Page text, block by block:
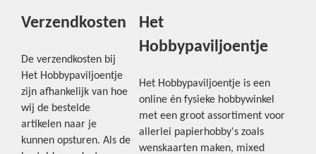
Verzendkosten
De verzendkosten bij
Het Hobbypaviljoentje
zijn afhankelijk van hoe
wij de bestelde
artikelen naar je
kunnen opsturen. Als de
Het
Hobbypaviljoentje
Het Hobbypaviljoentje is een
online én fysieke hobbywinkel
met een groot assortiment voor
allerlei papierhobby's zoals
wenskaarten maken, mixed